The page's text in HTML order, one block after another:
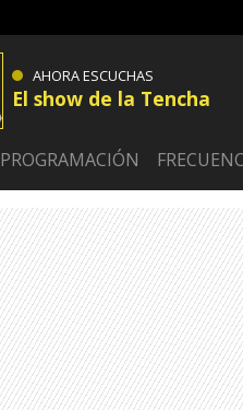
AHORA ESCUCHAS
El show de la Tencha
PROGRAMACIÓN